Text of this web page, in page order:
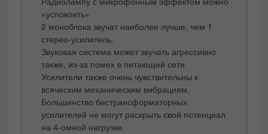
«успокоить»
2 моноблока звучат наиболее лучше, чем 1
стерео-усилитель.
Звуковая система может звучать агрессивно
также, из-за помех в питающей сети
Усилители также очень чувствительны к
всяческим механическим вибрациям.
Большинство бестрансформаторных
усилителей не могут раскрыть свой потенциал
на 4-омной нагрузке.